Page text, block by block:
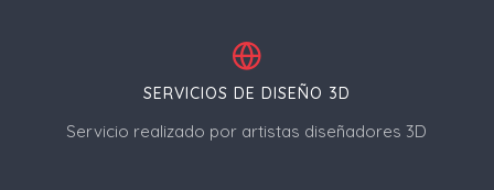
SERVICIOS DE DISEÑO 3D
Servicio realizado por artistas diseñadores 3D